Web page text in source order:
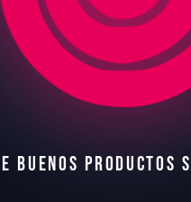
E BUENOS PRODUCTOS S